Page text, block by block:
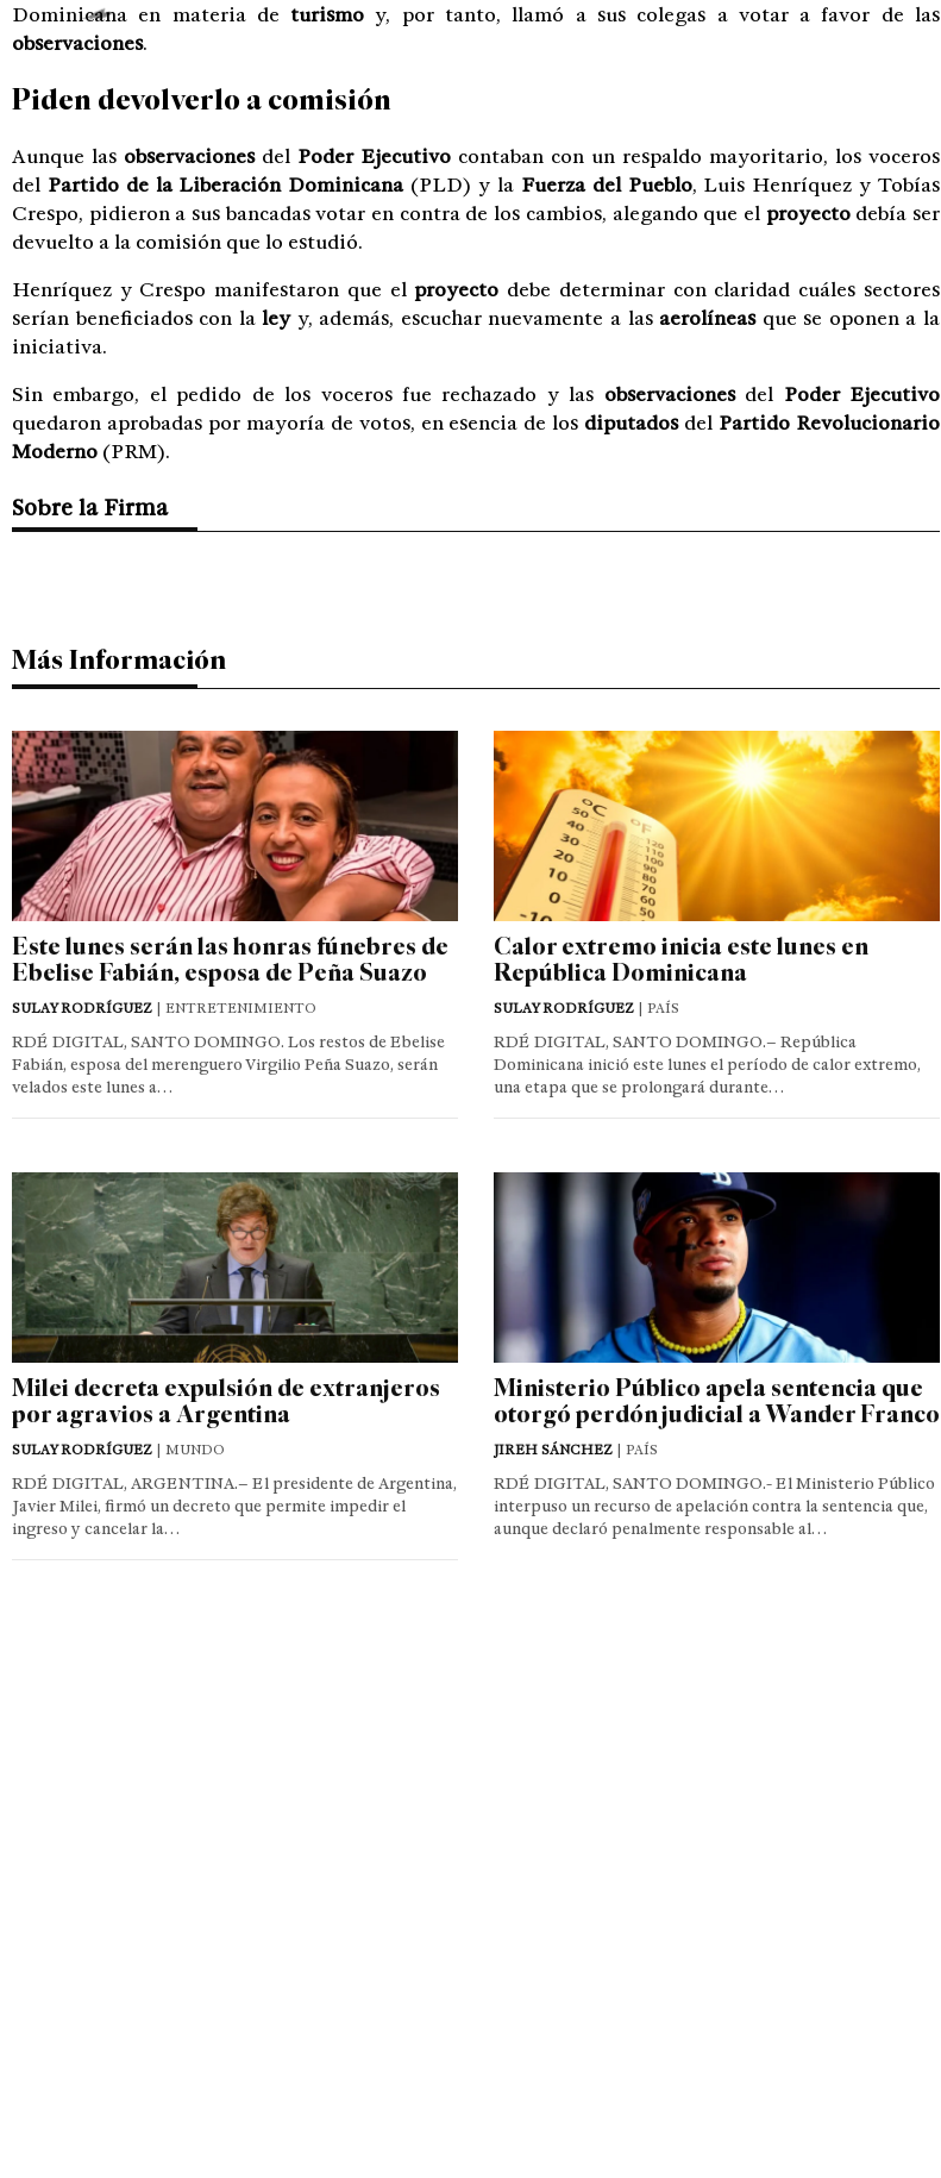
Dominicana en materia de turismo y, por tanto, llamó a sus colegas a votar a favor de las
observaciones.
Piden devolverlo a comisión
Aunque las observacionesdel Poder Ejecutivo contaban con un respaldo mayoritario, los voceros
del Partido de la Liberación Dominicana(PLD) y la Fuerza del Pueblo, Luis Henríquez y Tobías
Crespo, pidieron a sus bancadas votar en contra de los cambios, alegando que el proyectodebía ser
devuelto a la comisión que lo estudió.
Henríquez y Crespo manifestaron que elproyecto debe determinar con claridad cuáles sectores
serían beneficiados con laleyy, además, escuchar nuevamente a las aerolíneasque se oponen a la
iniciativa.
Sin embargo, el pedido de los voceros fue rechazado y las observacionesdel Poder Ejecutivo
quedaron aprobadas por mayoría de votos, en esencia de los diputadosdel Partido Revolucionario
Moderno (PRM).
Sobre la Firma
Más Información
Este lunes serán las honras fúnebres de
Ebelise Fabián, esposa de Peña Suazo
SULAY RODRÍGUEZ | ENTRETENIMIENTO
RDÉ DIGITAL, SANTO DOMINGO. Los restos de Ebelise
Fabián, esposa del merenguero Virgilio Peña Suazo, serán
velados este lunes a…
Calor extremo inicia este lunes en
República Dominicana
SULAY RODRÍGUEZ| PAÍS
RDÉ DIGITAL, SANTO DOMINGO.– República
Dominicana inició este lunes el período de calor extremo,
una etapa que se prolongará durante…
Milei decreta expulsión de extranjeros
por agravios a Argentina
SULAY RODRÍGUEZ | MUNDO
RDÉ DIGITAL, ARGENTINA.– El presidente de Argentina,
Javier Milei, firmó un decreto que permite impedir el
ingreso y cancelar la…
Ministerio Público apela sentencia que
otorgó perdón judicial a Wander Franco
JIREH SÁNCHEZ| PAÍS
RDÉ DIGITAL, SANTO DOMINGO.- El Ministerio Público
interpuso un recurso de apelación contra la sentencia que,
aunque declaró penalmente responsable al…